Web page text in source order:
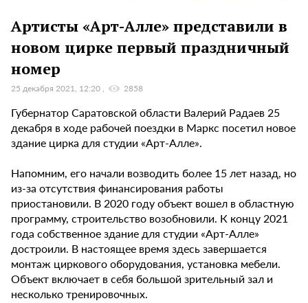
Артисты «Арт-Алле» представили в
новом цирке первый праздничный
номер
25 декабря 2021, 12:20 2858
Губернатор Саратовской области Валерий Радаев 25
декабря в ходе рабочей поездки в Маркс посетил новое
здание цирка для студии «Арт-Алле».
Напомним, его начали возводить более 15 лет назад, но
из-за отсутствия финансирования работы
приостановили. В 2020 году объект вошел в областную
программу, строительство возобновили. К концу 2021
года собственное здание для студии «Арт-Алле»
достроили. В настоящее время здесь завершается
монтаж циркового оборудования, установка мебели.
Объект включает в себя большой зрительный зал и
несколько тренировочных.